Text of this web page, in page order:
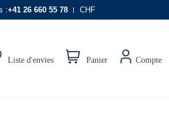
:+41 26 660 55 78 CHF
Liste d'envies Panier Compte